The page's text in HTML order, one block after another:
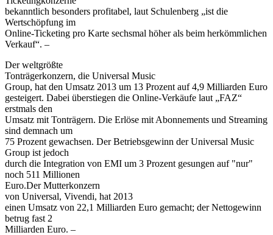
bekanntlich besonders profitabel, laut Schulenberg „ist die
Wertschöpfung im
Online-Ticketing pro Karte sechsmal höher als beim herkömmlichen
Verkauf“. –
Der weltgrößte
Tonträgerkonzern, die Universal Music
Group, hat den Umsatz 2013 um 13 Prozent auf 4,9 Milliarden Euro
gesteigert. Dabei überstiegen die Online-Verkäufe laut „FAZ“
erstmals den
Umsatz mit Tonträgern. Die Erlöse mit Abonnements und Streaming
sind demnach um
75 Prozent gewachsen. Der Betriebsgewinn der Universal Music
Group ist jedoch
durch die Integration von EMI um 3 Prozent gesungen auf "nur"
noch 511 Millionen
Euro.Der Mutterkonzern
von Universal, Vivendi, hat 2013
einen Umsatz von 22,1 Milliarden Euro gemacht; der Nettogewinn
betrug fast 2
Milliarden Euro. –